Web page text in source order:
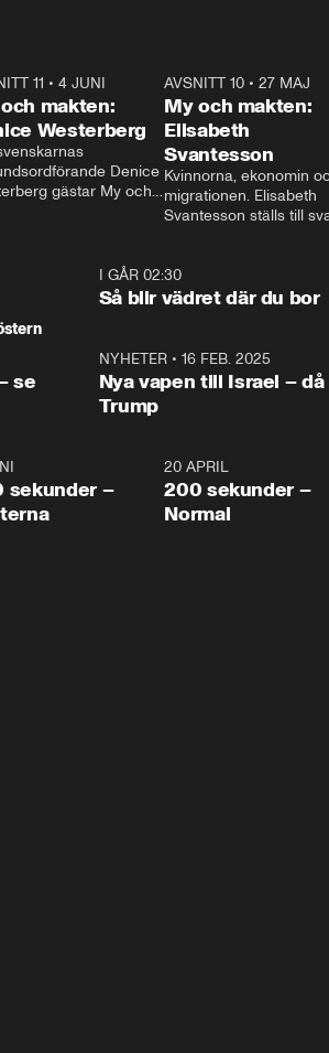
23:40
11 •4 JUNI
makten:
Westerberg
Denice
gästar My och
AVSNITT 10 •27 MAJ
My och makten:
Elisabeth
Svantesson
Kvinnorna, ekonomin
migrationen. Elisabeth
Svantesson ställs till
I GÅR 02:30
Så blir vädret där du bor
se
NYHETER• 16 FEB. 2025
Nya vapen till Israel –
Trump
4:23
sekunder –
20 APRIL
200 sekunder –
Normal